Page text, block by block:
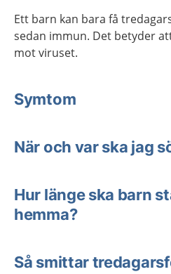
Ett barn kan bara få
sedan immun. Det betyder
mot viruset.
Symtom
När och var ska jag
Hur länge ska barn
hemma?
Så smittar